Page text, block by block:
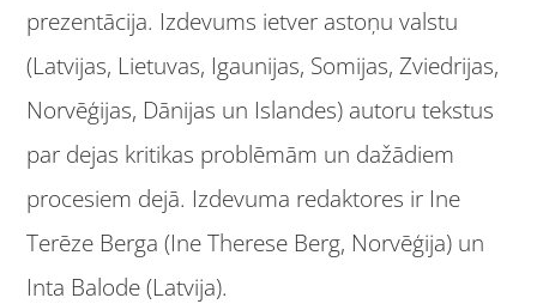
prezentācija. Izdevums ietver astoņu valstu
(Latvijas, Lietuvas, Igaunijas, Somijas, Zviedrijas,
Norvēģijas, Dānijas un Islandes) autoru tekstus
par dejas kritikas problēmām un dažādiem
procesiem dejā. Izdevuma redaktores ir Ine
Terēze Berga (Ine Therese Berg, Norvēģija) un
Inta Balode (Latvija).